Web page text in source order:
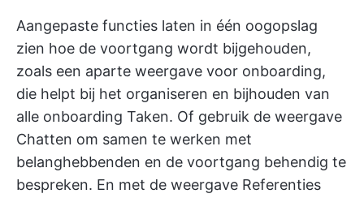
Aangepaste functies laten in één oogopslag
zien hoe de voortgang wordt bijgehouden,
zoals een aparte weergave voor onboarding,
die helpt bij het organiseren en bijhouden van
alle onboarding Taken. Of gebruik de weergave
Chatten om samen te werken met
belanghebbenden en de voortgang behendig te
bespreken. En met de weergave Referenties